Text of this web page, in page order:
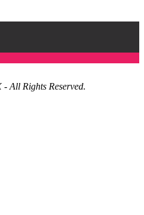
All Rights Reserved.